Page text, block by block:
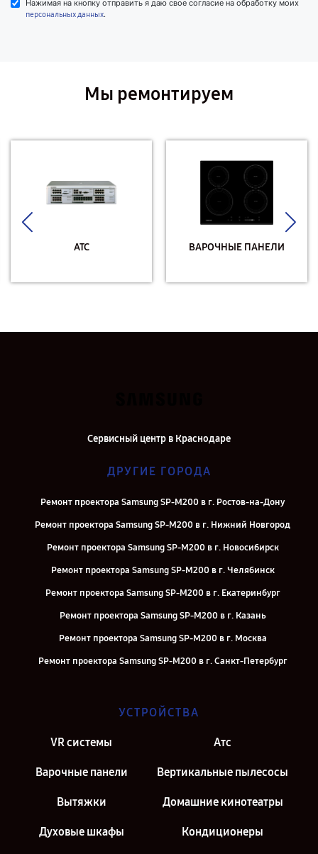
Нажимая на кнопку отправить я даю свое согласие на обработку моих
персональных данных.
Мы ремонтируем
АТС ВАРОЧНЫЕ ПАНЕЛИ
Сервисный центр в Краснодаре
ДРУГИЕ ГОРОДА
Ремонт проектора Samsung SP-M200 в г. Ростов-на-Дону
Ремонт проектора Samsung SP-M200 в г. Нижний Новгород
Ремонт проектора Samsung SP-M200 в г. Новосибирск
Ремонт проектора Samsung SP-M200 в г. Челябинск
Ремонт проектора Samsung SP-M200 в г. Екатеринбург
Ремонт проектора Samsung SP-M200 в г. Казань
Ремонт проектора Samsung SP-M200 в г. Москва
Ремонт проектора Samsung SP-M200 в г. Санкт-Петербург
УСТРОЙСТВА
VR системы Атс
Варочные панели Вертикальные пылесосы
Вытяжки Домашние кинотеатры
Духовые шкафы Кондиционеры